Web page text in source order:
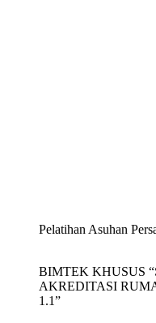
Pelatihan Asuhan
BIMTEK KHUSUS
AKREDITASI
1.1”